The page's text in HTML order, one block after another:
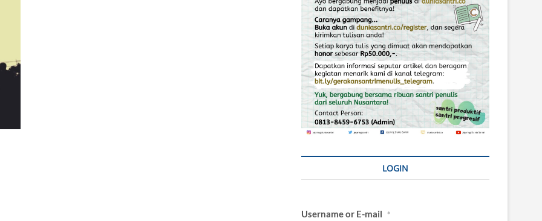
LOGIN
Username or E-mail *